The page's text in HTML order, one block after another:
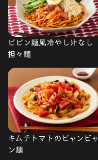
ビビン麺風冷やし汁なし
担々麺
キムチトマトのビャンビャ
ン麺